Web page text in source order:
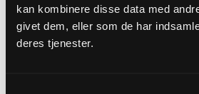
kan kombinere disse data med
givet dem, eller som de har
deres tjenester.
Subscription
DD84
Senior Member